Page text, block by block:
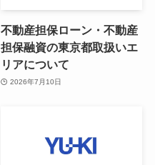
不動産担保ローン・不動産
担保融資の東京都取扱いエ
リアについて
2026年7月10日